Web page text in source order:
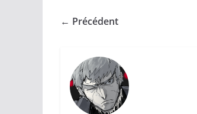
← Précédent